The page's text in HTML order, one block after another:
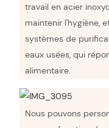
travail en acier
maintenir l'hygiène,
systèmes de
eaux usées, qui
alimentaire.
Nous pouvons